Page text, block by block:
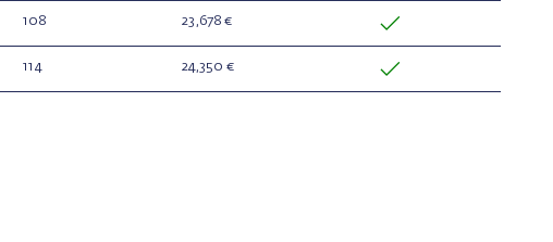
108 23,678 €
114 24,350 €